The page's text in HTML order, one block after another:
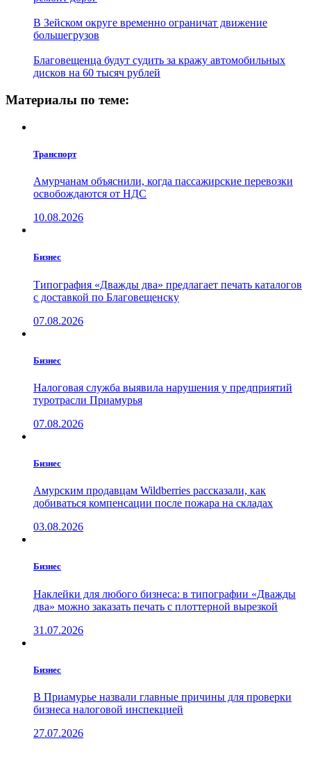
В Зейском округе временно ограничат движение
большегрузов
Благовещенца будут судить за кражу автомобильных
дисков на 60 тысяч рублей
Материалы по теме:
Транспорт
Амурчанам объяснили, когда пассажирские перевозки
освобождаются от НДС
10.08.2026
Бизнес
Типография «Дважды два» предлагает печать каталогов
с доставкой по Благовещенску
07.08.2026
Бизнес
Налоговая служба выявила нарушения у предприятий
туротрасли Приамурья
07.08.2026
Бизнес
Амурским продавцам Wildberries рассказали, как
добиваться компенсации после пожара на складах
03.08.2026
Бизнес
Наклейки для любого бизнеса: в типографии «Дважды
два» можно заказать печать с плоттерной вырезкой
31.07.2026
Бизнес
В Приамурье назвали главные причины для проверки
бизнеса налоговой инспекцией
27.07.2026